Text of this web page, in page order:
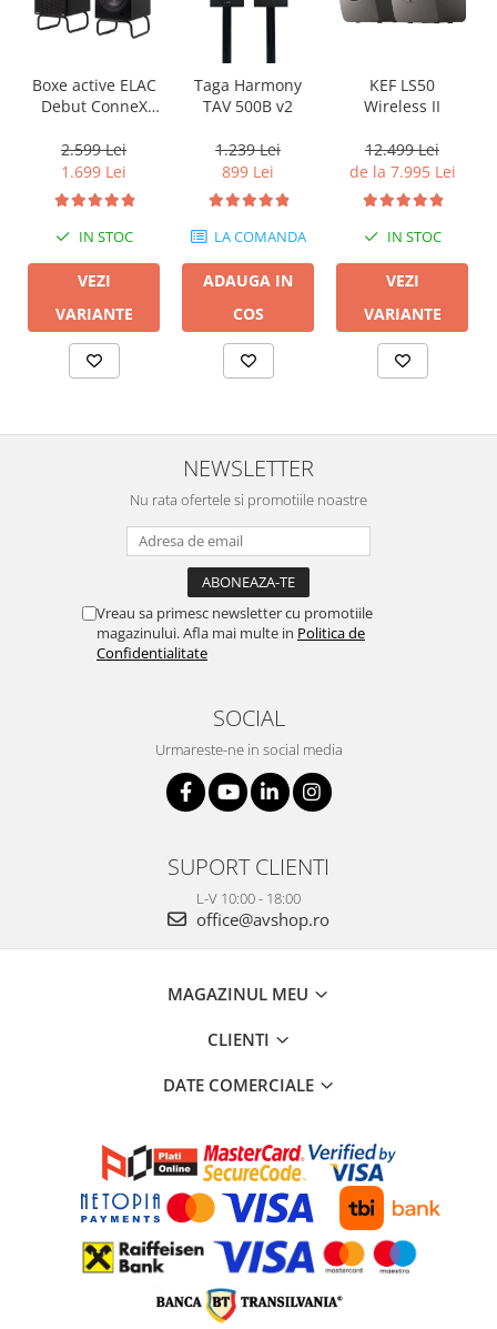
Boxe active ELAC
Debut ConneX
ARC
2.599 Lei
1.699 Lei
IN STOC
VEZI
VARIANTE
Taga Harmony
TAV 500B v2
1.239 Lei
899 Lei
LA COMANDA
ADAUGA IN
COS
KEF LS50
Wireless II
12.499 Lei
de la 7.995 Lei
IN STOC
VEZI
VARIANTE
NEWSLETTER
Nu rata ofertele si promotiile noastre
Vreau sa primesc newsletter cu promotiile
magazinului. Afla mai multe in Politica de
Confidentialitate
SOCIAL
Urmareste-ne in social media
SUPORT CLIENTI
L-V 10:00 - 18:00
office@avshop.ro
MAGAZINUL MEU
CLIENTI
DATE COMERCIALE